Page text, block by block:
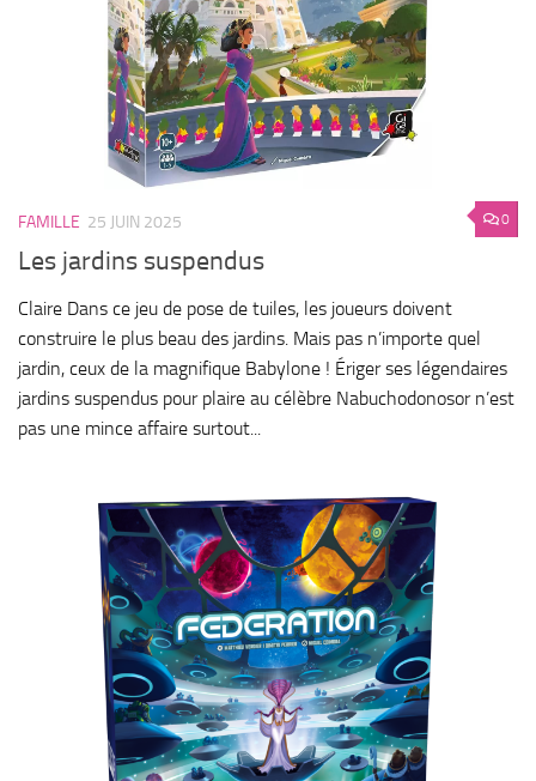
0
FAMILLE 25 JUIN 2025
Les jardins suspendus
Claire Dans ce jeu de pose de tuiles, les joueurs doivent
construire le plus beau des jardins. Mais pas n’importe quel
jardin, ceux de la magnifique Babylone ! Ériger ses légendaires
jardins suspendus pour plaire au célèbre Nabuchodonosor n’est
pas une mince affaire surtout...